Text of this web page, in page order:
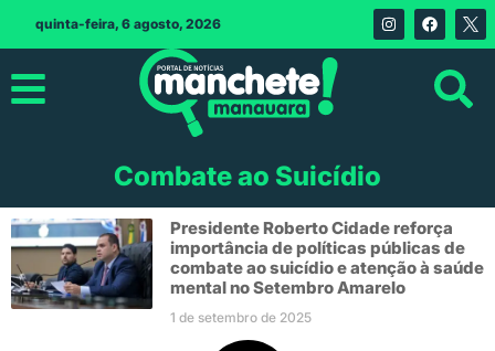
quinta-feira, 6 agosto, 2026
Combate ao Suicídio
Presidente Roberto Cidade reforça
importância de políticas públicas de
combate ao suicídio e atenção à saúde
mental no Setembro Amarelo
1 de setembro de 2025